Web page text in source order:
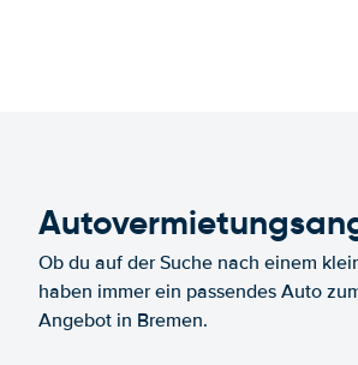
Ob du auf der Suche nach einem
haben immer ein passendes Auto
Angebot in Bremen.